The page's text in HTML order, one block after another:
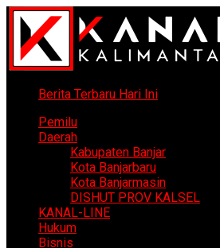
Berita Terbaru Hari Ini
Pemilu
Daerah
Kabupaten Banjar
Kota Banjarbaru
Kota Banjarmasin
DISHUT PROV KALSEL
KANAL-LINE
Hukum
Bisnis